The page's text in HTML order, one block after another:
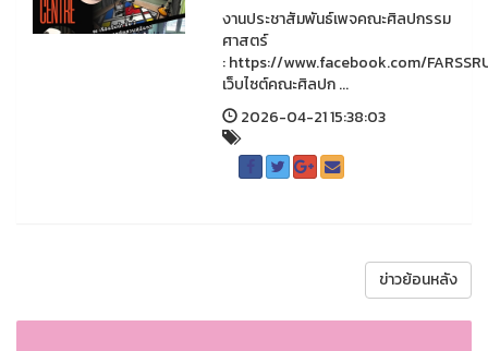
งานประชาสัมพันธ์เพจคณะศิลปกรรม
ศาสตร์
: https://www.facebook.com/
เว็บไซต์คณะศิลปก ...
2026-04-21 15:38:03
ข่าวย้อนหลัง